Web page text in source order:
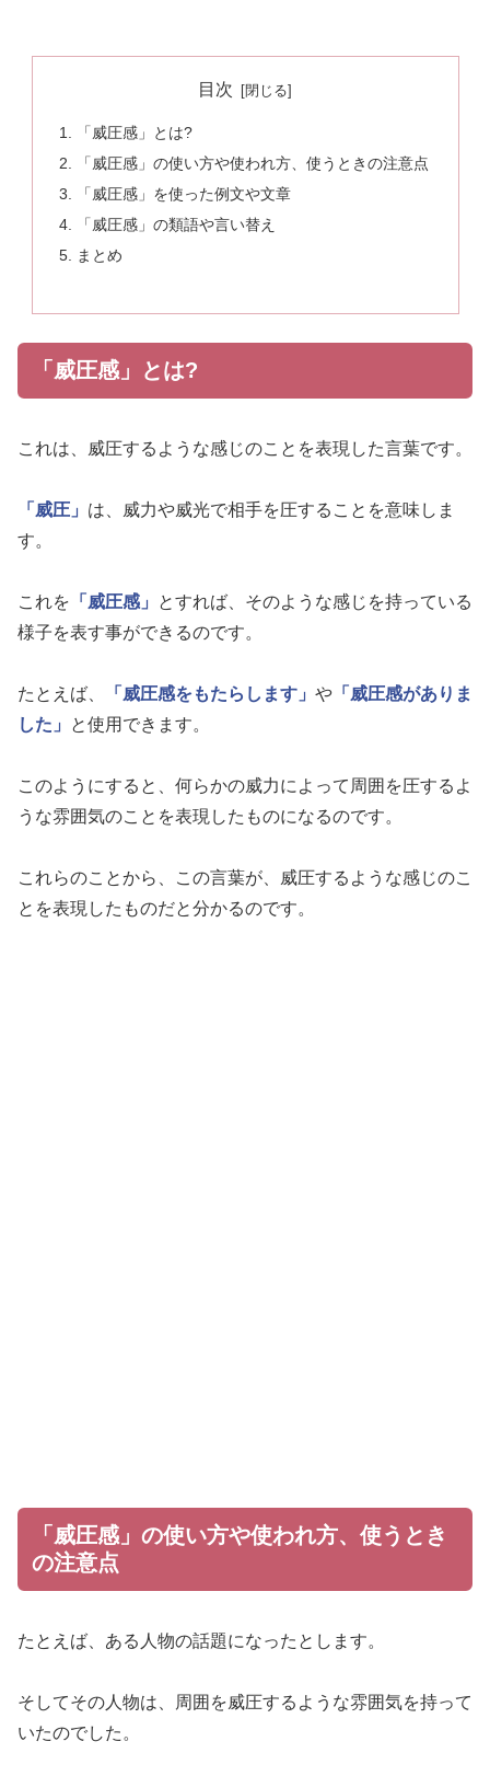
目次
「威圧感」とは?
「威圧感」の使い方や使われ方、使うときの注意点
「威圧感」を使った例文や文章
「威圧感」の類語や言い替え
まとめ
「威圧感」とは?
これは、威圧するような感じのことを表現した言葉です。
「威圧」 は、威力や威光で相手を圧することを意味しま
す。
これを 「威圧感」
とすれば、そのような感じを持っている
様子を表す事ができるのです。
たとえば、 「威圧感をもたらします」 や 「威圧感がありま
した」
と使用できます。
このようにすると、何らかの威力によって周囲を圧するよ
うな雰囲気のことを表現したものになるのです。
これらのことから、この言葉が、威圧するような感じのこ
とを表現したものだと分かるのです。
「威圧感」の使い方や使われ方、使うとき
の注意点
たとえば、ある人物の話題になったとします。
そしてその人物は、周囲を威圧するような雰囲気を持って
いたのでした。